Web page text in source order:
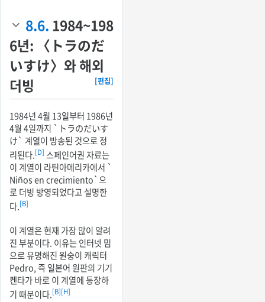
8.6. 1984~198
6년: 〈トラのだ
いすけ〉와 해외
더빙
[편집]
1984년 4월 13일부터 1986년
4월 4일까지 `トラのだいす
け` 계열이 방송된 것으로 정
리된다.[D] 스페인어권 자료는
이 계열이 라틴아메리카에서 `
Niños en crecimiento`으
로 더빙 방영되었다고 설명한
다.[B]
이 계열은 현재 가장 많이 알려
진 부분이다. 이유는 인터넷 밈
으로 유명해진 원숭이 캐릭터
Pedro, 즉 일본어 원판의 기기
켄타가 바로 이 계열에 등장하
기 때문이다.[B][H]